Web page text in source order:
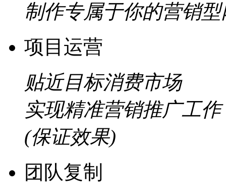
制作专属于你的营销
项目运营
贴近目标消费市场
实现精准营销推广工作
(保证效果)
团队复制